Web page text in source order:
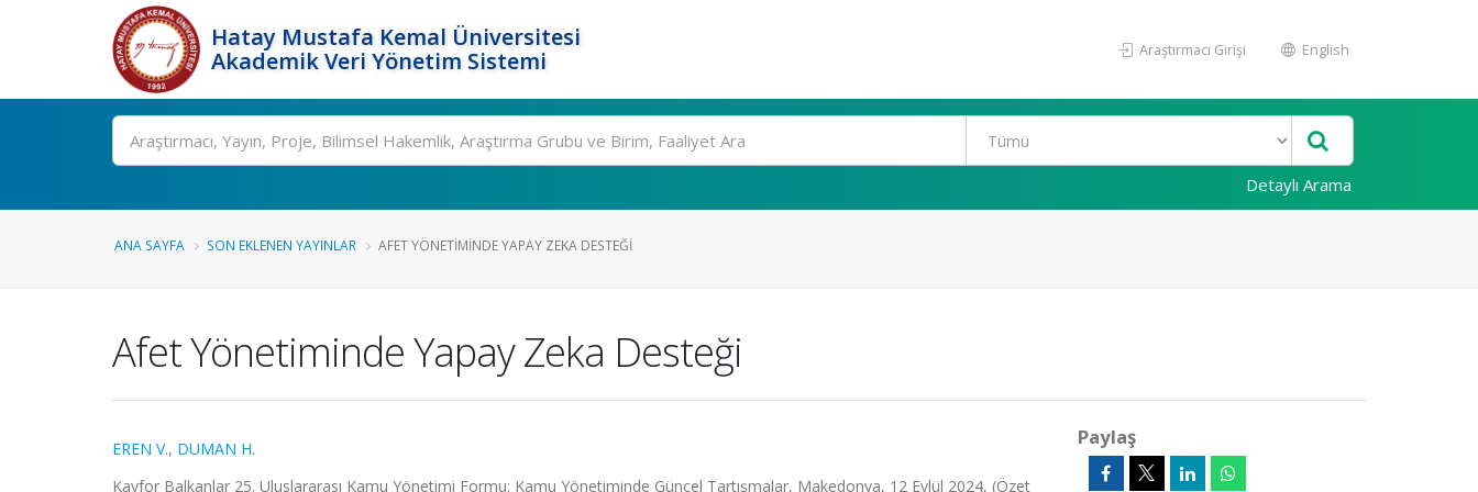
Hatay Mustafa Kemal Üniversitesi
Akademik Veri Yönetim Sistemi
Araştırmacı Girişi English
Ara
Detaylı Arama
ANA SAYFA SON EKLENEN YAYINLAR AFET YÖNETIMINDE YAPAY ZEKA DESTEĞI
Afet Yönetiminde Yapay Zeka Desteği
EREN V., DUMAN H.
Kayfor Balkanlar 25. Uluslararası Kamu Yönetimi Formu: Kamu Yönetiminde Güncel Tartışmalar, Makedonya, 12 Eylül 2024, (Özet
Paylaş